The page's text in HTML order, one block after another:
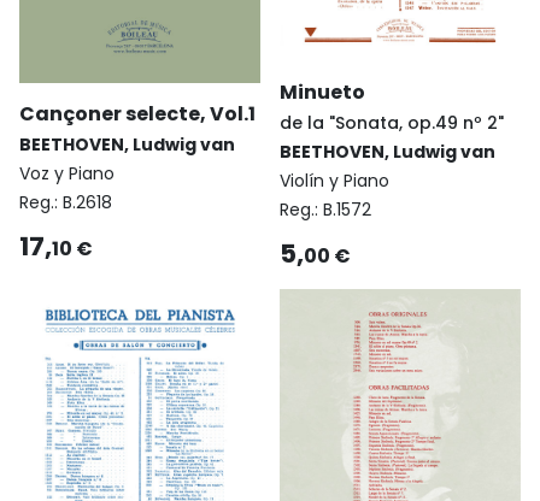
Cançoner selecte, Vol.1
BEETHOVEN, Ludwig van
Voz y Piano
Reg.: B.2618
17,10 €
Minueto
de la "Sonata, op.49 nº 2"
BEETHOVEN, Ludwig van
Violín y Piano
Reg.: B.1572
5,00 €